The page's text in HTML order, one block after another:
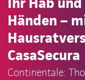
Händen –
CasaSecura
Continentale: